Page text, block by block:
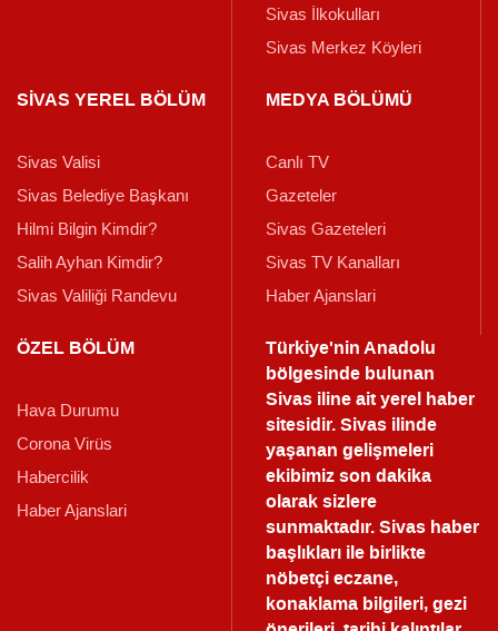
Sivas İlkokulları
Sivas Merkez Köyleri
SİVAS YEREL BÖLÜM
Sivas Valisi
Sivas Belediye Başkanı
Hilmi Bilgin Kimdir?
Salih Ayhan Kimdir?
Sivas Valiliği Randevu
MEDYA BÖLÜMÜ
Canlı TV
Gazeteler
Sivas Gazeteleri
Sivas TV Kanalları
Haber Ajanslari
ÖZEL BÖLÜM
Hava Durumu
Corona Virüs
Habercilik
Haber Ajanslari
Türkiye'nin Anadolu
bölgesinde bulunan
Sivas iline ait yerel haber
sitesidir. Sivas ilinde
yaşanan gelişmeleri
ekibimiz son dakika
olarak sizlere
sunmaktadır.Sivas haber
başlıkları ile birlikte
nöbetçi eczane,
konaklama bilgileri, gezi